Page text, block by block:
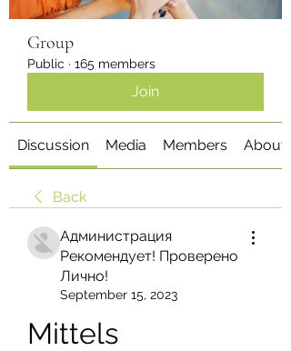
Group
Public · 165 members
Join
Discussion Media Members About
Back
Администрация
Рекомендует! Проверено
Лично!
September 15, 2023
Mittels